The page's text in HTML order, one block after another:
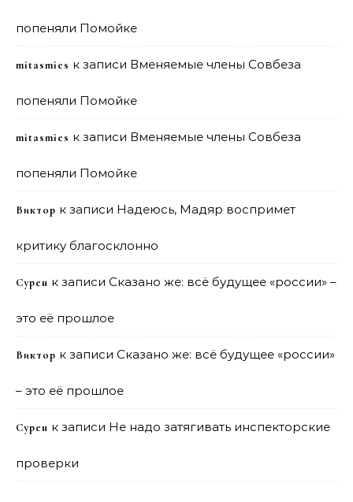
попеняли Помойке
mitasmies к записи Вменяемые члены Совбеза
попеняли Помойке
mitasmies к записи Вменяемые члены Совбеза
попеняли Помойке
Виктор к записи Надеюсь, Мадяр воспримет
критику благосклонно
Сурен к записи Сказано же: всё будущее «россии» –
это её прошлое
Виктор к записи Сказано же: всё будущее «россии»
– это её прошлое
Сурен к записи Не надо затягивать инспекторские
проверки